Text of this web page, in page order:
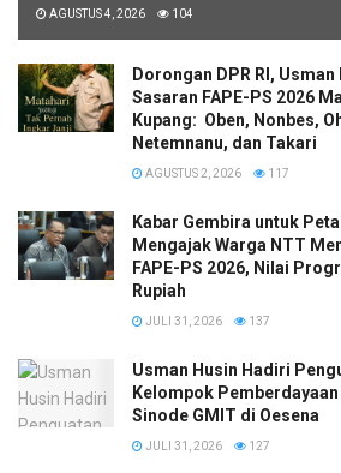
AGUSTUS 4, 2026 104
Dorongan DPR RI,
Sasaran FAPE-PS 2026
Kupang: Oben, Nonbes,
Netemnanu, dan Takari
AGUSTUS 2, 2026 117
Kabar Gembira untuk
Mengajak Warga NTT
FAPE-PS 2026, Nilai
Rupiah
JULI 31, 2026 137
​Usman Husin Hadiri
Kelompok
Sinode GMIT di Oesena
JULI 31, 2026 127